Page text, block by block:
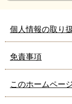
個人情報の取り
免責事項
このホームペー